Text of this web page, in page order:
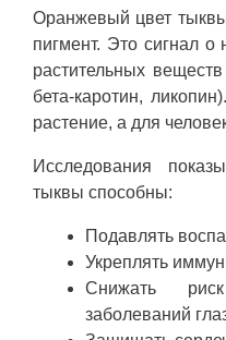
Оранжевый цвет
пигмент. Это сигнал
растительных
бета-каротин,
растение, а для
Исследования
тыквы способны:
Подавлять
Укреплять
Снижать
заболеваний